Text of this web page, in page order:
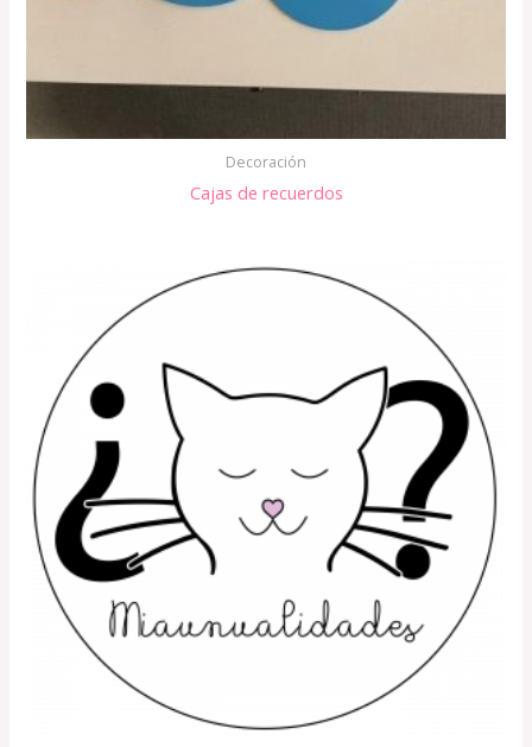
Decoración
Cajas de recuerdos